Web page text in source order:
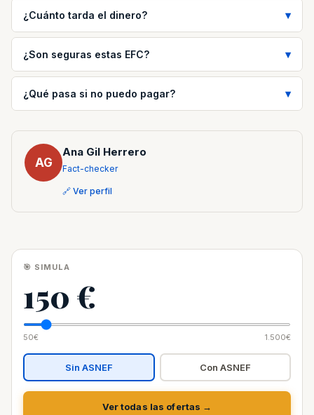
¿Cuánto tarda el dinero?
¿Son seguras estas EFC?
¿Qué pasa si no puedo pagar?
AG
Ana Gil Herrero
Fact-checker
🔗 Ver perfil
🎯 SIMULA
150 €
50€ 1.500€
Sin ASNEF Con ASNEF
Ver todas las ofertas →